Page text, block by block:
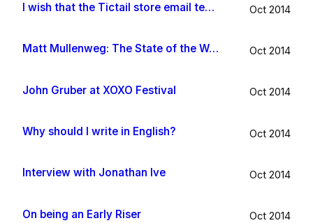
I wish that the Tictail store email template would be improved Oct 2014
Matt Mullenweg: The State of the Word 2014 Oct 2014
John Gruber at XOXO Festival Oct 2014
Why should I write in English? Oct 2014
Interview with Jonathan Ive Oct 2014
On being an Early Riser Oct 2014